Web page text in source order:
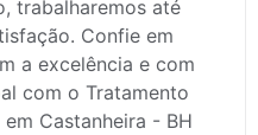
trabalharemos até
Confie em
a excelência e com
com o Tratamento
Castanheira - BH